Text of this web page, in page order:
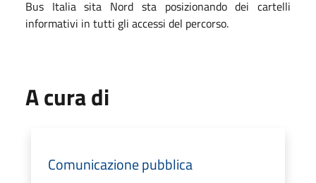
Bus Italia sita Nord sta posizionando dei cartelli
informativi in tutti gli accessi del percorso.
A cura di
Comunicazione pubblica